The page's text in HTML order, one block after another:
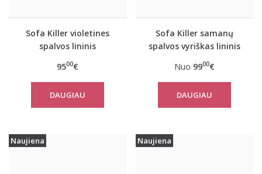
Sofa Killer violetines
spalvos lininis
9500€
DAUGIAU
Sofa Killer samanų
spalvos vyriškas lininis
Nuo 9900€
DAUGIAU
Naujiena Naujiena